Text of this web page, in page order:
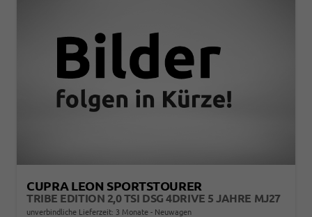
CUPRA LEON SPORTSTOURER
TRIBE EDITION 2,0 TSI DSG 4DRIVE 5 JAHRE MJ27
unverbindliche Lieferzeit: 3 Monate Neuwagen